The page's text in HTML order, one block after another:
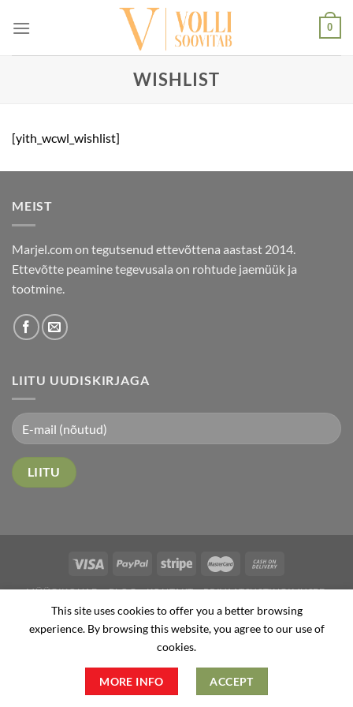
0
WISHLIST
[yith_wcwl_wishlist]
MEIST
Marjel.com on tegutsenud ettevõttena aastast 2014.
Ettevõtte peamine tegevusala on rohtude jaemüük ja
tootmine.
LIITU UUDISKIRJAGA
MÜÜGIKOHAD BLOG KONTAKT PRIVAATSUSTINGIMUSED
vollisoovitab@gmail.com
tel: +372 5589281
Marjel.com OÜ
This site uses cookies to offer you a better browsing
experience. By browsing this website, you agree to our use of
cookies.
MORE INFO ACCEPT